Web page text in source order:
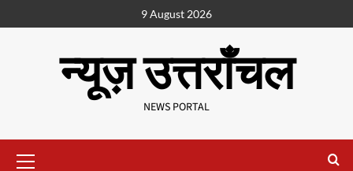
9 August 2026
न्यूज़ उत्तराँचल
NEWS PORTAL